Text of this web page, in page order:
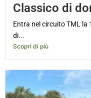
Classico di
Entra nel circuito TML la
di...
Scopri di più